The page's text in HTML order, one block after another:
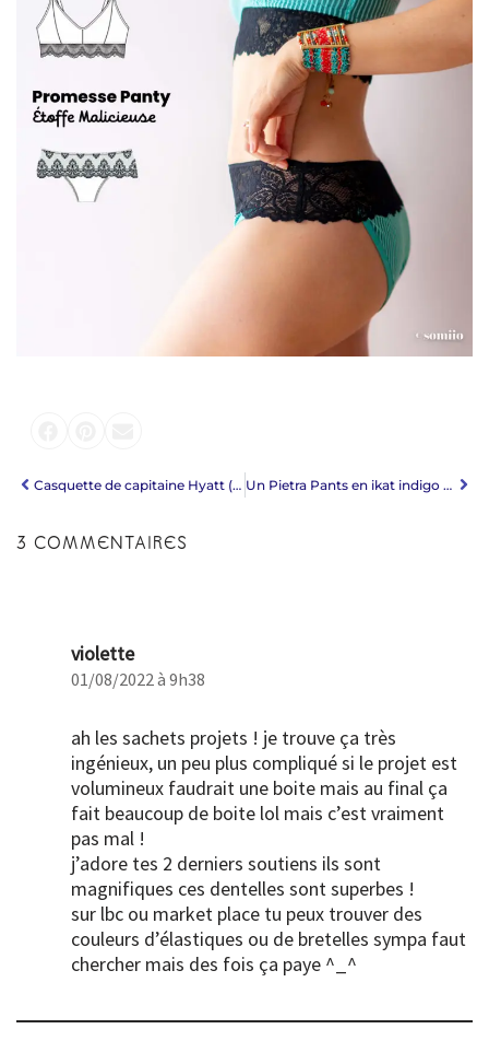
Casquette de capitaine Hyatt (Elsewhen Millinery) Un Pietra Pants en ikat indigo (version B • Closet Core)
3 COMMENTAIRES
violette
01/08/2022 à 9h38
ah les sachets projets ! je trouve ça très
ingénieux, un peu plus compliqué si le projet est
volumineux faudrait une boite mais au final ça
fait beaucoup de boite lol mais c’est vraiment
pas mal !
j’adore tes 2 derniers soutiens ils sont
magnifiques ces dentelles sont superbes !
sur lbc ou market place tu peux trouver des
couleurs d’élastiques ou de bretelles sympa faut
chercher mais des fois ça paye ^_^